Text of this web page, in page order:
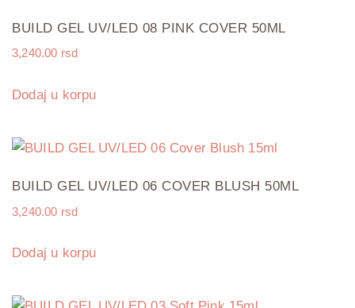
BUILD GEL UV/LED 08 PINK COVER 50ML
3,240.00 rsd
Dodaj u korpu
BUILD GEL UV/LED 06 COVER BLUSH 50ML
3,240.00 rsd
Dodaj u korpu